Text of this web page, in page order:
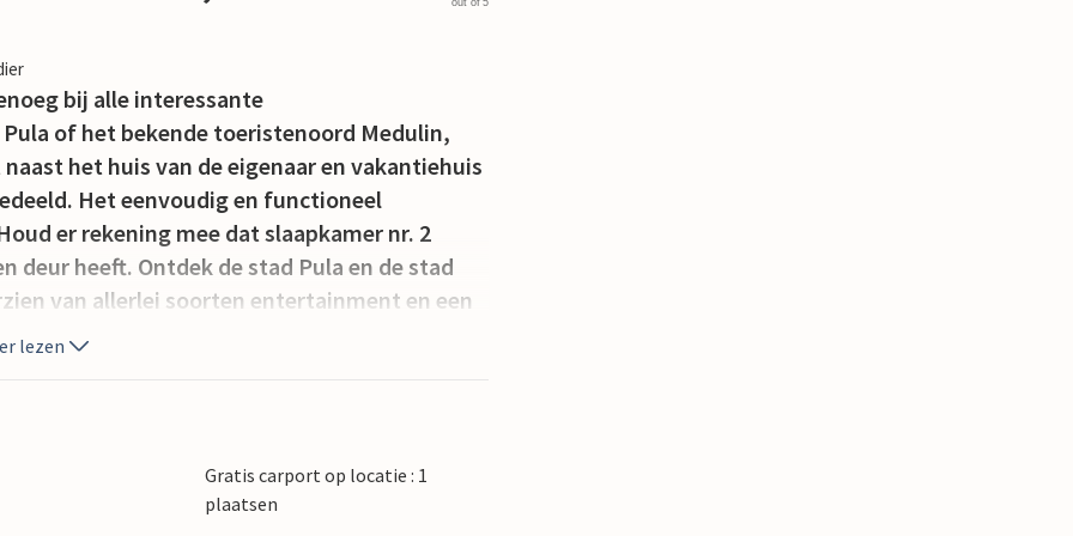
out of 5
bij alle interessante
of het bekende toeristenoord Medulin,
het huis van de eigenaar en vakantiehuis
Het eenvoudig en functioneel
er rekening mee dat slaapkamer nr. 2
deur heeft. Ontdek de stad Pula en de stad
van allerlei soorten entertainment en een
lezen
Gratis carport op locatie : 1
plaatsen